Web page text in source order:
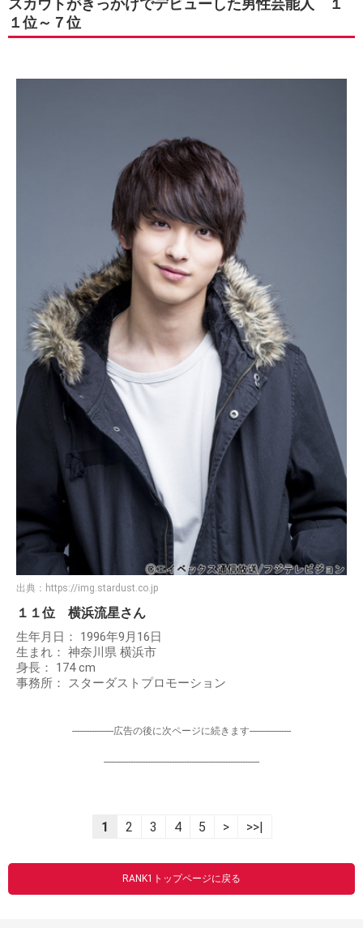
１位～７位
出典： https://img.stardust.co.jp
１１位 横浜流星さん
生年月日： 1996年9月16日
生まれ： 神奈川県 横浜市
身長： 174 cm
事務所： スターダストプロモーション
-----------------広告の後に次ページに続きます-----------------
----------------------------------------------------------------
1 2 3 4 5 > >>|
RANK1トップページに戻る